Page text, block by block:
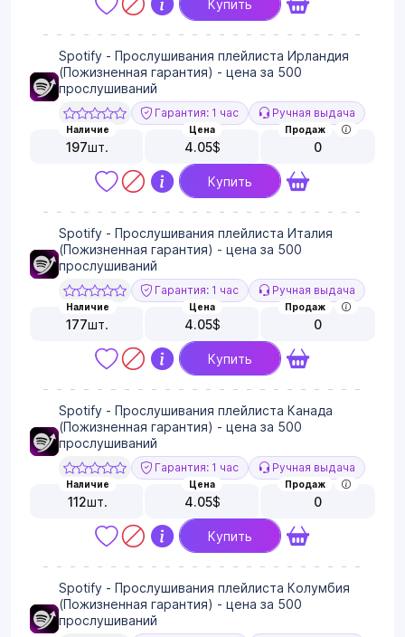
Купить
Spotify - Прослушивания плейлиста Ирландия
(Пожизненная гарантия) - цена за 500
прослушиваний
Гарантия: 1 час Ручная выдача
Наличие
197шт.
Цена
4.05$
Продаж
0
Купить
Spotify - Прослушивания плейлиста Италия
(Пожизненная гарантия) - цена за 500
прослушиваний
Гарантия: 1 час Ручная выдача
Наличие
177шт.
Цена
4.05$
Продаж
0
Купить
Spotify - Прослушивания плейлиста Канада
(Пожизненная гарантия) - цена за 500
прослушиваний
Гарантия: 1 час Ручная выдача
Наличие
112шт.
Цена
4.05$
Продаж
0
Купить
Spotify - Прослушивания плейлиста Колумбия
(Пожизненная гарантия) - цена за 500
прослушиваний